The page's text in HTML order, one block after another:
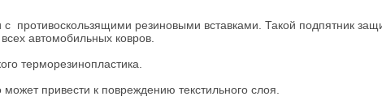
противоскользящими резиновыми вставками. Такой подпятник
автомобильных ковров.
терморезинопластика.
привести к повреждению текстильного слоя.